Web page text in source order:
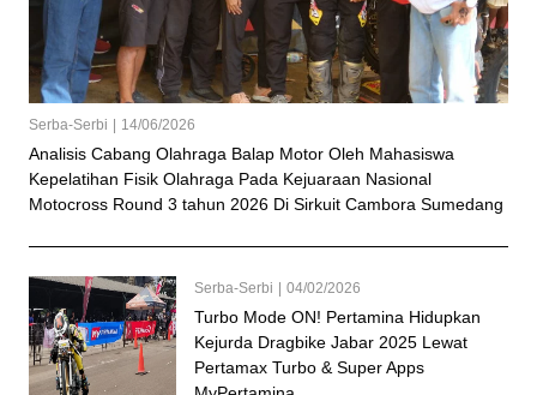
Serba-Serbi 14/06/2026
Analisis Cabang Olahraga Balap Motor Oleh Mahasiswa
Kepelatihan Fisik Olahraga Pada Kejuaraan Nasional
Motocross Round 3 tahun 2026 Di Sirkuit Cambora Sumedang
Serba-Serbi 04/02/2026
Turbo Mode ON! Pertamina Hidupkan
Kejurda Dragbike Jabar 2025 Lewat
Pertamax Turbo & Super Apps